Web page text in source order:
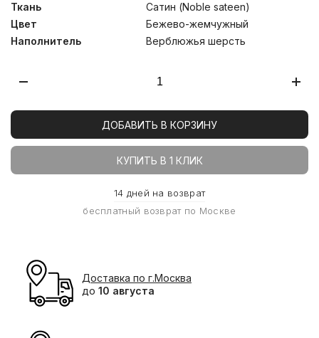
Ткань
Сатин (Noble sateen)
Цвет
Бежево-жемчужный
Наполнитель
Верблюжья шерсть
ДОБАВИТЬ В КОРЗИНУ
КУПИТЬ В 1 КЛИК
14 дней на возврат
бесплатный возврат по Москве
Доставка по г.Москва
до 10 августа